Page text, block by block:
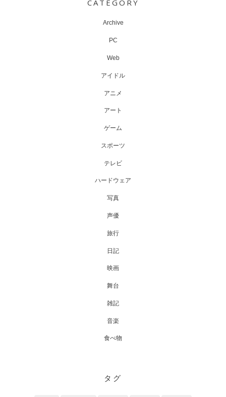
CATEGORY
Archive
PC
Web
アイドル
アニメ
アート
ゲーム
スポーツ
テレビ
ハードウェア
写真
声優
旅行
日記
映画
舞台
雑記
音楽
食べ物
タグ